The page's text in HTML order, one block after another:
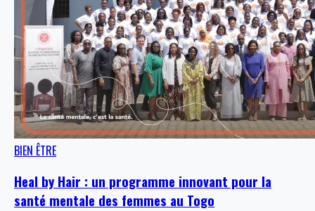
BIEN ÊTRE
Heal by Hair : un programme innovant pour la
santé mentale des femmes au Togo